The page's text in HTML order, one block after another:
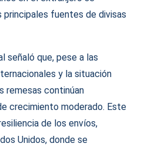
principales fuentes de divisas
señaló que, pese a las
y la situación
remesas continúan
crecimiento moderado. Este
de los envíos,
Unidos, donde se